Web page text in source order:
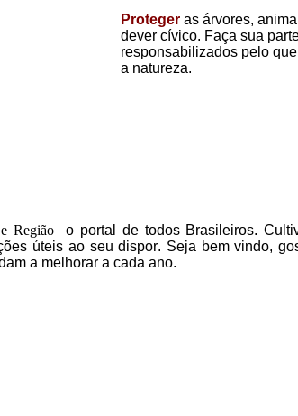
Proteger as árvores,
dever cívico. Faça sua
responsabilizados pelo
a natureza.
Regiãoo portal de todos Brasileiros.
úteis ao seu dispor. Seja bem vindo, g
a melhorar a cada ano.